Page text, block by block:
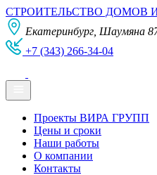
СТРОИТЕЛЬСТВО ДОМОВ
Екатеринбург, Шаумяна
+7 (343) 266-34-04
Проекты ВИРА ГРУПП
Цены и сроки
Наши работы
О компании
Контакты